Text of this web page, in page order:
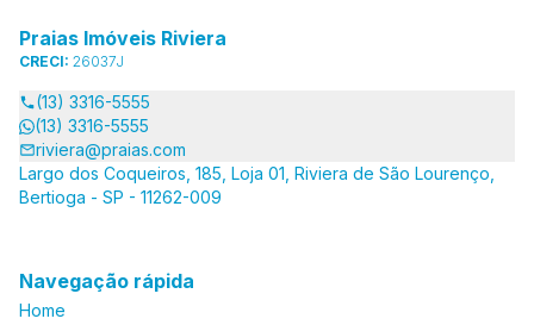
Praias Imóveis Riviera
CRECI: 26037J
(13) 3316-5555
(13) 3316-5555
riviera@praias.com
Largo dos Coqueiros, 185, Loja 01, Riviera de São Lourenço,
Bertioga - SP - 11262-009
Navegação rápida
Home